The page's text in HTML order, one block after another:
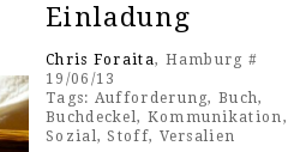
Einladung
Chris Foraita, Hamburg #
19/06/13
Tags: Aufforderung,Buch,
Buchdeckel, Kommunikation,
Sozial,Stoff, Versalien